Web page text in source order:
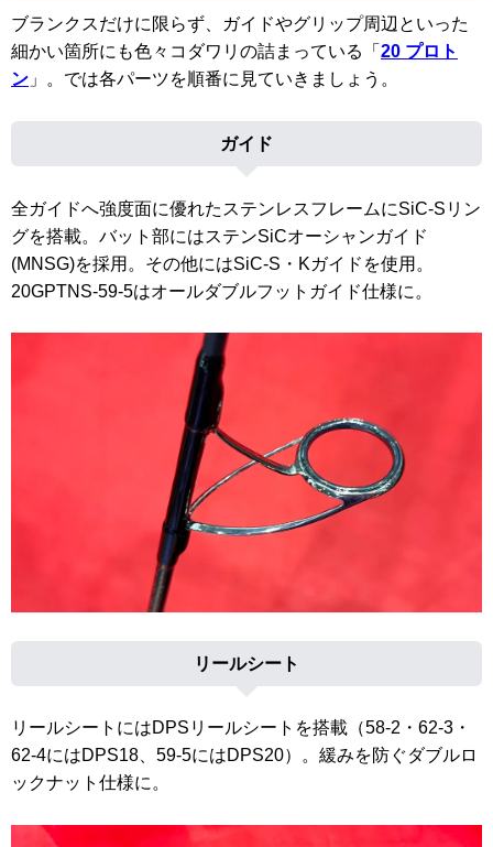
ブランクスだけに限らず、ガイドやグリップ周辺といった
細かい箇所にも色々コダワリの詰まっている「 20 プロト
ン 」。では各パーツを順番に見ていきましょう。
ガイド
全ガイドへ強度面に優れたステンレスフレームにSiC-Sリン
グを搭載。バット部にはステンSiCオーシャンガイド
(MNSG)を採用。その他にはSiC-S・Kガイドを使用。
20GPTNS-59-5はオールダブルフットガイド仕様に。
リールシート
リールシートにはDPSリールシートを搭載（58-2・62-3・
62-4にはDPS18、59-5にはDPS20）。緩みを防ぐダブルロ
ックナット仕様に。